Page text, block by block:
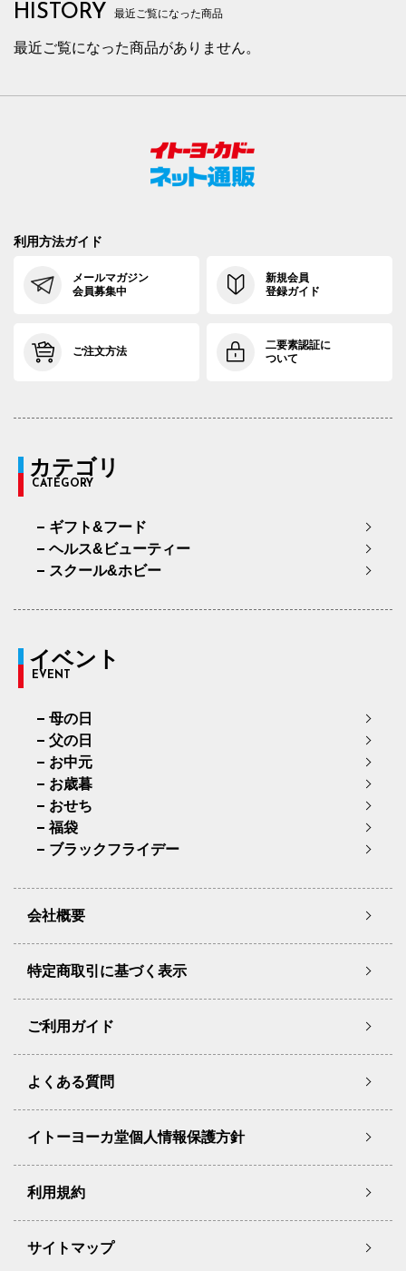
HISTORY 最近ご覧になった商品
最近ご覧になった商品がありません。
利用方法ガイド
メールマガジン
会員募集中
新規会員
登録ガイド
ご注文方法
二要素認証に
ついて
カテゴリ
CATEGORY
ギフト&フード
ヘルス&ビューティー
スクール&ホビー
イベント
EVENT
母の日
父の日
お中元
お歳暮
おせち
福袋
ブラックフライデー
会社概要
特定商取引に基づく表示
ご利用ガイド
よくある質問
イトーヨーカ堂個人情報保護方針
利用規約
サイトマップ